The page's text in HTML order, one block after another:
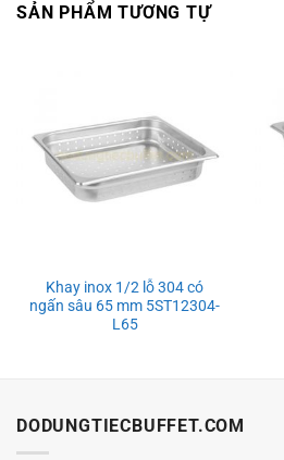
SẢN PHẨM TƯƠNG TỰ
Khay inox 1/2 lỗ 304 có
ngấn sâu 65 mm 5ST12304-
L65
DODUNGTIECBUFFET.COM